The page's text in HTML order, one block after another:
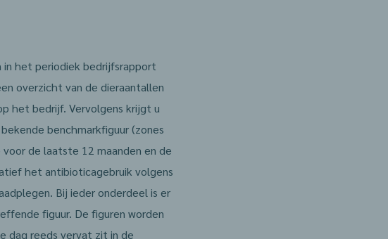
in het periodiek bedrijfsrapport
overzicht van de dieraantallen
het bedrijf. Vervolgens krijgt u
benchmarkfiguur (zones
voor de laatste 12 maanden en de
het antibioticagebruik volgens
Bij ieder onderdeel is er
figuur. De figuren worden
dag reeds vervat zit in de